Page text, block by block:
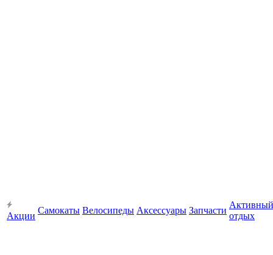
Акции
Самокаты Велосипеды Аксессуары Запчасти
Активный
отдых